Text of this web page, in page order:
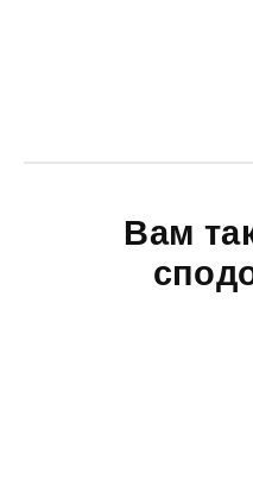
Вам